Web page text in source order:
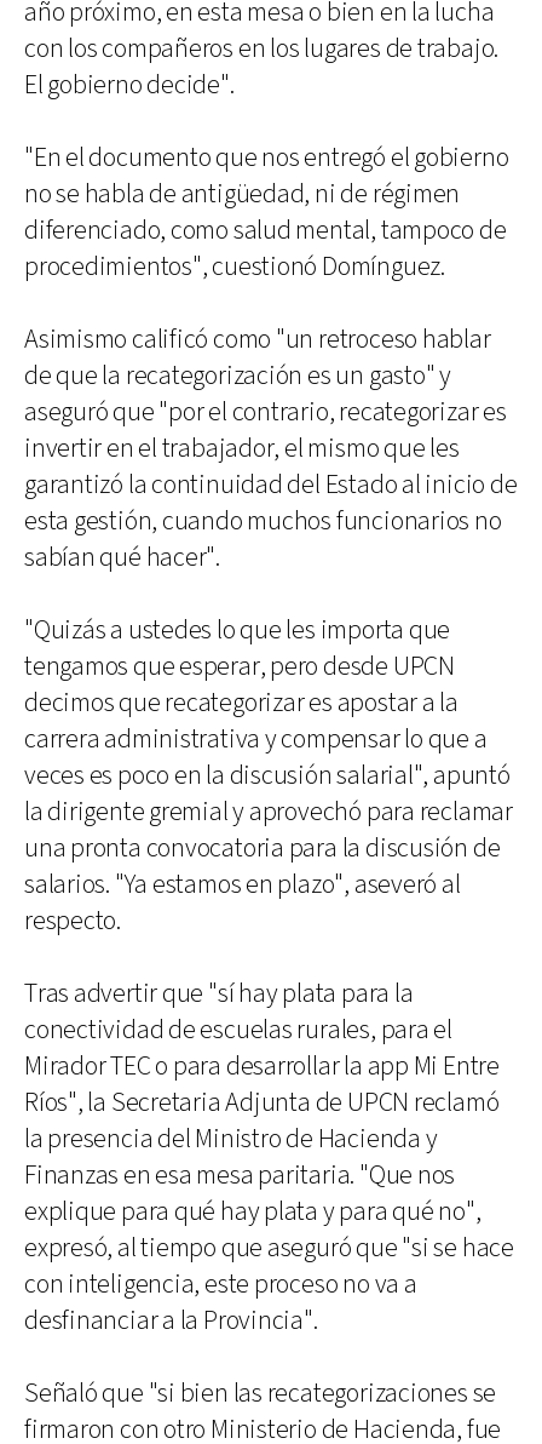
año próximo, en esta mesa o bien en la lucha
con los compañeros en los lugares de trabajo.
El gobierno decide".
"En el documento que nos entregó el gobierno
no se habla de antigüedad, ni de régimen
diferenciado, como salud mental, tampoco de
procedimientos", cuestionó Domínguez.
Asimismo calificó como "un retroceso hablar
de que la recategorización es un gasto" y
aseguró que "por el contrario, recategorizar es
invertir en el trabajador, el mismo que les
garantizó la continuidad del Estado al inicio de
esta gestión, cuando muchos funcionarios no
sabían qué hacer".
"Quizás a ustedes lo que les importa que
tengamos que esperar, pero desde UPCN
decimos que recategorizar es apostar a la
carrera administrativa y compensar lo que a
veces es poco en la discusión salarial", apuntó
la dirigente gremial y aprovechó para reclamar
una pronta convocatoria para la discusión de
salarios. "Ya estamos en plazo", aseveró al
respecto.
Tras advertir que "sí hay plata para la
conectividad de escuelas rurales, para el
Mirador TEC o para desarrollar la app Mi Entre
Ríos", la Secretaria Adjunta de UPCN reclamó
la presencia del Ministro de Hacienda y
Finanzas en esa mesa paritaria. "Que nos
explique para qué hay plata y para qué no",
expresó, al tiempo que aseguró que "si se hace
con inteligencia, este proceso no va a
desfinanciar a la Provincia".
Señaló que "si bien las recategorizaciones se
firmaron con otro Ministerio de Hacienda, fue